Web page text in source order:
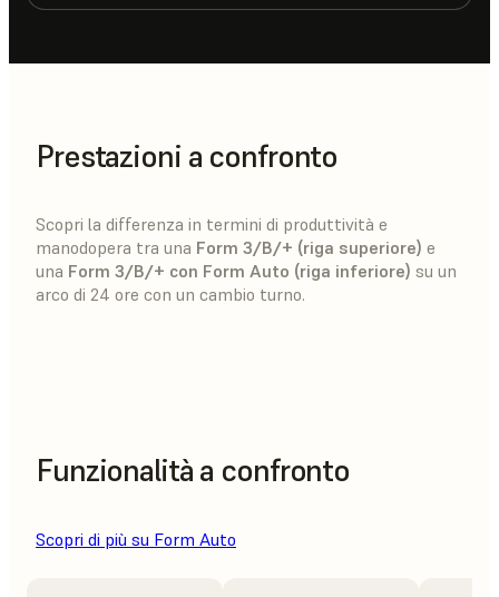
Prestazioni a confronto
Scopri la differenza in termini di produttività e
manodopera tra una Form 3/B/+ (riga superiore) e
una Form 3/B/+ con Form Auto (riga inferiore) su un
arco di 24 ore con un cambio turno.
Funzionalità a confronto
Scopri di più su Form Auto